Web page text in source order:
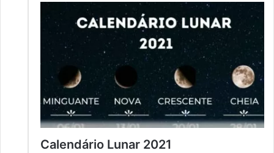
Calendário Lunar 2021